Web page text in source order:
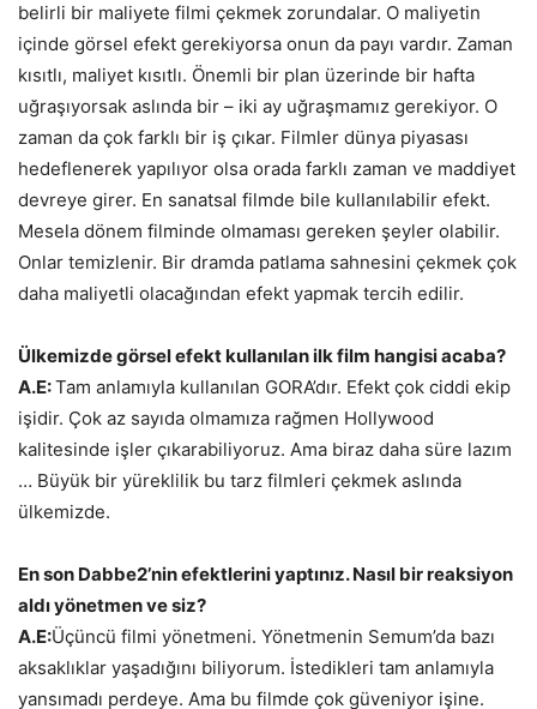
belirli bir maliyete filmi çekmek zorundalar. O maliyetin
içinde görsel efekt gerekiyorsa onun da payı vardır. Zaman
kısıtlı, maliyet kısıtlı. Önemli bir plan üzerinde bir hafta
uğraşıyorsak aslında bir – iki ay uğraşmamız gerekiyor. O
zaman da çok farklı bir iş çıkar. Filmler dünya piyasası
hedeflenerek yapılıyor olsa orada farklı zaman ve maddiyet
devreye girer. En sanatsal filmde bile kullanılabilir efekt.
Mesela dönem filminde olmaması gereken şeyler olabilir.
Onlar temizlenir. Bir dramda patlama sahnesini çekmek çok
daha maliyetli olacağından efekt yapmak tercih edilir.
Ülkemizde görsel efekt kullanılan ilk film hangisi acaba?
A.E:Tam anlamıyla kullanılan GORA’dır. Efekt çok ciddi ekip
işidir. Çok az sayıda olmamıza rağmen Hollywood
kalitesinde işler çıkarabiliyoruz. Ama biraz daha süre lazım
… Büyük bir yüreklilik bu tarz filmleri çekmek aslında
ülkemizde.
En son Dabbe2’nin efektlerini yaptınız. Nasıl bir reaksiyon
aldı yönetmen ve siz?
A.E:Üçüncü filmi yönetmeni. Yönetmenin Semum’da bazı
aksaklıklar yaşadığını biliyorum. İstedikleri tam anlamıyla
yansımadı perdeye. Ama bu filmde çok güveniyor işine.